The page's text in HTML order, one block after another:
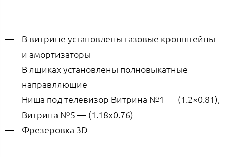
В витрине установлены газовые кронштейны
и амортизаторы
В ящиках установлены полновыкатные
направляющие
Ниша под телевизор Витрина №1 — (1.2×0.81),
Витрина №5 — (1.18х0.76)
Фрезеровка 3D